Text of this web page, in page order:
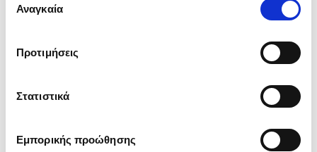
ενδιαφέρουν και να επιλέξετε από τα παρακάτω με την
΄΄και να ενημερωθείτε σχετικά με
συγκατάθεσης
Αναγκαία
Προτιμήσεις
Στατιστικά
Εμπορικής προώθησης